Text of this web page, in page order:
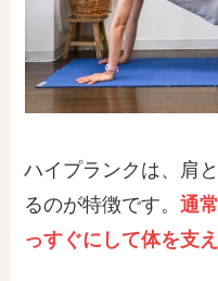
ハイプランクは、肩
るのが特徴です。通
っすぐにして体を支